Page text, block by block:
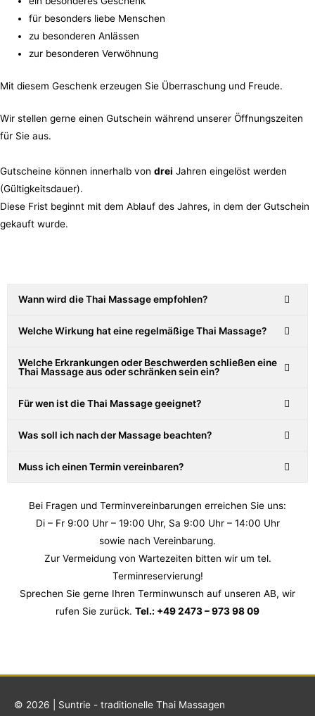
für besonders liebe Menschen
zu besonderen Anlässen
zur besonderen Verwöhnung
Mit diesem Geschenk erzeugen Sie Überraschung und Freude.
Wir stellen gerne einen Gutschein während unserer Öffnungszeiten
für Sie aus.
Gutscheine können innerhalb von drei Jahren eingelöst werden
(Gültigkeitsdauer).
Diese Frist beginnt mit dem Ablauf des Jahres, in dem der Gutschein
gekauft wurde.
Wann wird die Thai Massage empfohlen?
Welche Wirkung hat eine regelmäßige Thai Massage?
Welche Erkrankungen oder Beschwerden schließen eine
Thai Massage aus oder schränken sein ein?
Für wen ist die Thai Massage geeignet?
Was soll ich nach der Massage beachten?
Muss ich einen Termin vereinbaren?
Bei Fragen und Terminvereinbarungen erreichen Sie uns:
Di – Fr 9:00 Uhr – 19:00 Uhr, Sa 9:00 Uhr – 14:00 Uhr
sowie nach Vereinbarung.
Zur Vermeidung von Wartezeiten bitten wir um tel.
Terminreservierung!
Sprechen Sie gerne Ihren Terminwunsch auf unseren AB, wir
rufen Sie zurück. Tel.: +49 2473 – 973 98 09
© 2026 | Suntrie - traditionelle Thai Massagen